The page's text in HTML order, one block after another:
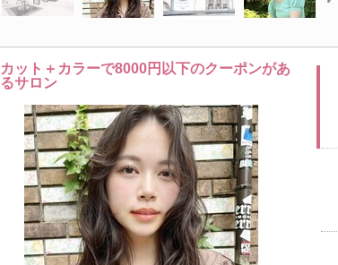
カット＋カラーで8000円以下のクーポンがあ
るサロン